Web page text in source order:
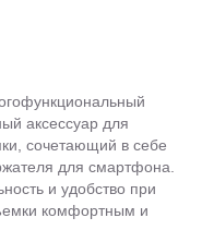
аксессуар для
сочетающий в себе
для смартфона.
и удобство при
комфортным и